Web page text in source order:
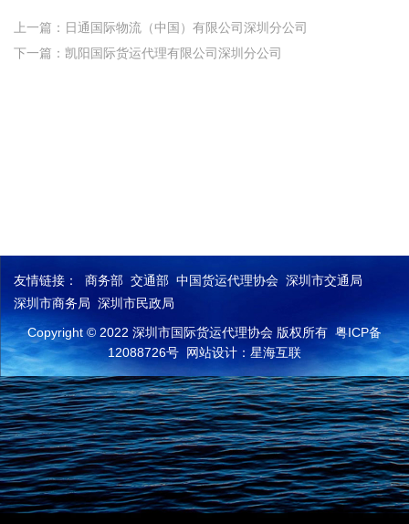
上一篇：日通国际物流（中国）有限公司深圳分公司
下一篇：凯阳国际货运代理有限公司深圳分公司
友情链接： 商务部 交通部 中国货运代理协会 深圳市交通局
深圳市商务局 深圳市民政局
Copyright © 2022 深圳市国际货运代理协会 版权所有 粤ICP备
12088726号 网站设计：星海互联